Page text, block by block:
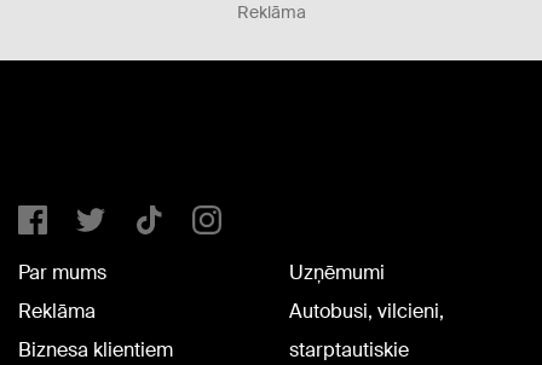
Reklāma
Par mums
Reklāma
Biznesa klientiem
Uzņēmumi
Autobusi, vilcieni,
starptautiskie